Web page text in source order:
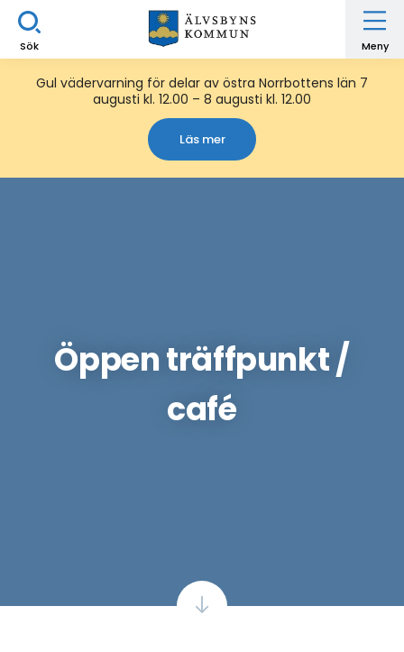
Sök Meny
Gul vädervarning för delar av östra Norrbottens län 7
augusti kl. 12.00 – 8 augusti kl. 12.00
Läs mer
Öppen träffpunkt /
café